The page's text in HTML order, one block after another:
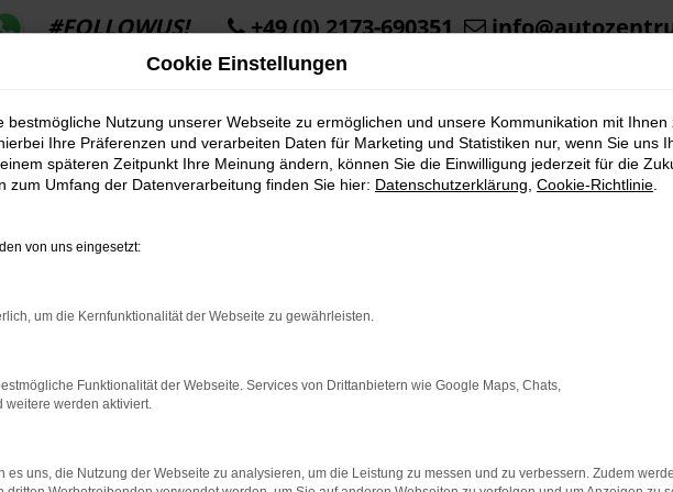
#FOLLOWUS! +49 (0) 2173-690351
bestimmter Seiten verhindern. Funktioniert die Seite in einem anderen Browser
Cookie Einstellungen
bestmögliche Nutzung unserer Webseite zu ermöglichen und unsere Kommunikation mit Ihnen
Ihre Präferenzen und verarbeiten Daten für Marketing und Statistiken nur, wenn Sie uns
späteren Zeitpunkt Ihre Meinung ändern, können Sie die Einwilligung jederzeit für die
zum Umfang der Datenverarbeitung finden Sie hier: Datenschutzerklärung Cookie-Richtlinie
von uns eingesetzt:
um die Kernfunktionalität der Webseite zu gewährleisten.
Funktionalität der Webseite. Services von Drittanbietern wie Google Maps, Chats,
weitere werden aktiviert.
es uns, die Nutzung der Webseite zu analysieren, um die Leistung zu messen und zu verbessern. Zudem